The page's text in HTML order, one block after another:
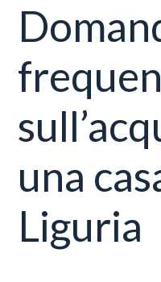
una
Liguria
DE
RU
Chi
siamo
I
nostri
servizi
dove
cercare
Provincia
Comune